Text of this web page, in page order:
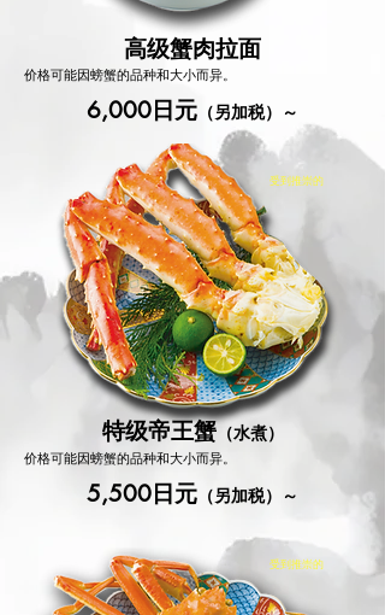
高级蟹肉拉面
价格可能因螃蟹的品种和大小而异。
6,000日元 （另加税）～
受到推崇的
特级帝王蟹（水煮）
价格可能因螃蟹的品种和大小而异。
5,500日元 （另加税）～
受到推崇的